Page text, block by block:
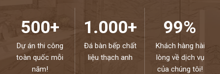
500+
Dự án thi công
toàn quốc mỗi
năm!
1.000+
Đá bàn bếp chất
liệu thạch anh
99%
Khách hàng hài
lòng về dịch vụ
của chúng tôi!